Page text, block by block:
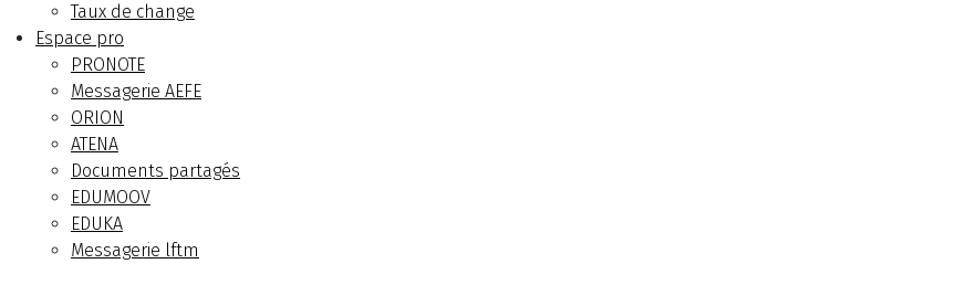
Taux de change
Espace pro
PRONOTE
Messagerie AEFE
ORION
ATENA
Documents partagés
EDUMOOV
EDUKA
Messagerie lftm